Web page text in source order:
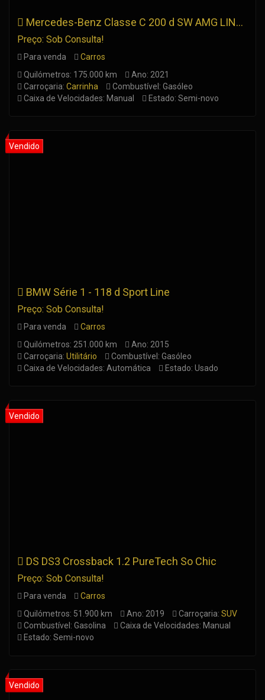
Mercedes-Benz Classe C 200 d SW AMG LINE / PACK NIGHT
Preço: Sob Consulta!
Para venda
Carros
Quilómetros: 175.000 km
Ano: 2021
Carroçaria: Carrinha
Combustível: Gasóleo
Caixa de Velocidades: Manual
Estado: Semi-novo
BMW Série 1 - 118 d Sport Line
Preço: Sob Consulta!
Para venda
Carros
Quilómetros: 251.000 km
Ano: 2015
Carroçaria: Utilitário
Combustível: Gasóleo
Caixa de Velocidades: Automática
Estado: Usado
DS DS3 Crossback 1.2 PureTech So Chic
Preço: Sob Consulta!
Para venda
Carros
Quilómetros: 51.900 km
Ano: 2019 Carroçaria: SUV
Combustível: Gasolina
Caixa de Velocidades: Manual
Estado: Semi-novo